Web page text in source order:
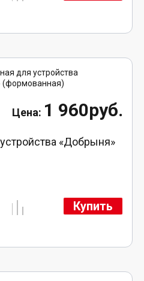
1 960руб.
«Добрыня»
Купить